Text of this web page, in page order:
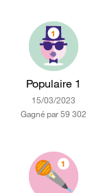
Populaire 1
‎15/03/2023
Gagné par 59 302